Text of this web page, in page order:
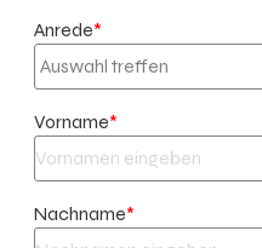
Anrede*
Vorname*
Nachname*